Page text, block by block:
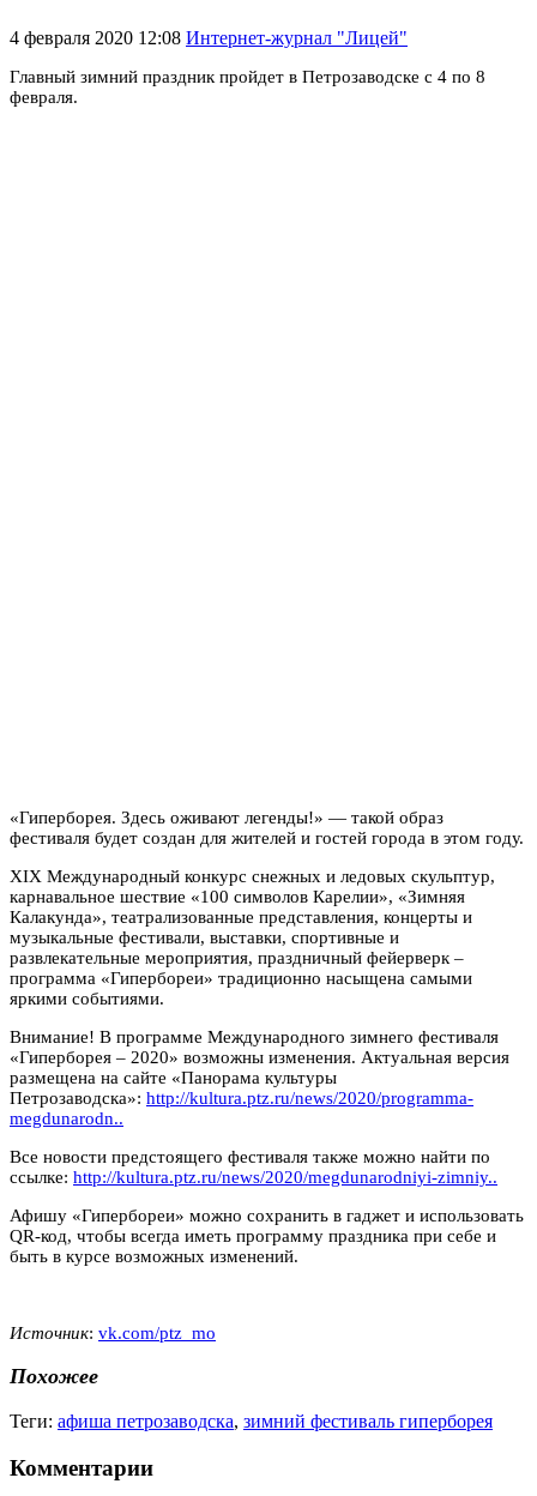
4 февраля 2020 12:08 Интернет-журнал "Лицей"
Главный зимний праздник пройдет в Петрозаводске с 4 по 8
февраля.
«Гиперборея. Здесь оживают легенды!» — такой образ
фестиваля будет создан для жителей и гостей города в этом году.
XIX Международный конкурс снежных и ледовых скульптур,
карнавальное шествие «100 символов Карелии», «Зимняя
Калакунда», театрализованные представления, концерты и
музыкальные фестивали, выставки, спортивные и
развлекательные мероприятия, праздничный фейерверк –
программа «Гипербореи» традиционно насыщена самыми
яркими событиями.
Внимание! В программе Международного зимнего фестиваля
«Гиперборея – 2020» возможны изменения. Актуальная версия
размещена на сайте «Панорама культуры
Петрозаводска»: http://kultura.ptz.ru/news/2020/programma-
megdunarodn..
Все новости предстоящего фестиваля также можно найти по
ссылке: http://kultura.ptz.ru/news/2020/megdunarodniyi-zimniy..
Афишу «Гипербореи» можно сохранить в гаджет и использовать
QR-код, чтобы всегда иметь программу праздника при себе и
быть в курсе возможных изменений.
Источник: vk.com/ptz_mo
Похожее
Теги: афиша петрозаводска, зимний фестиваль гиперборея
Комментарии